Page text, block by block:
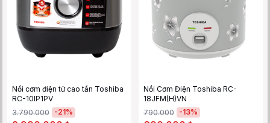
Nồi cơm điện tử cao tần Toshiba
RC-10IP1PV
3.790.000 -21%
Nồi Cơm Điện Toshiba RC-
18JFM(H)VN
790.000 -13%